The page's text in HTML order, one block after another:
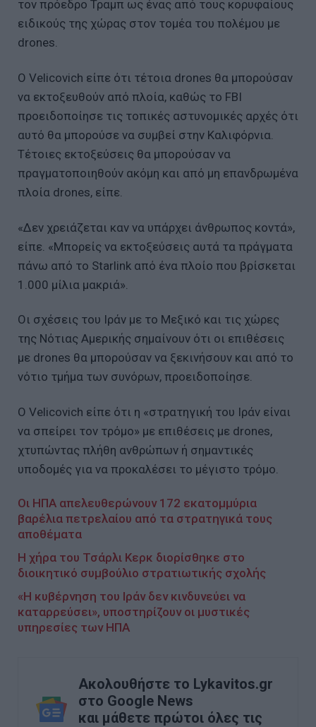
τον πρόεδρο Τραμπ ως ένας από τους κορυφαίους
ειδικούς της χώρας στον τομέα του πολέμου με
drones.
Ο Velicovich είπε ότι τέτοια drones θα μπορούσαν
να εκτοξευθούν από πλοία, καθώς το FBI
προειδοποίησε τις τοπικές αστυνομικές αρχές ότι
αυτό θα μπορούσε να συμβεί στην Καλιφόρνια.
Τέτοιες εκτοξεύσεις θα μπορούσαν να
πραγματοποιηθούν ακόμη και από μη επανδρωμένα
πλοία drones, είπε.
«Δεν χρειάζεται καν να υπάρχει άνθρωπος κοντά»,
είπε. «Μπορείς να εκτοξεύσεις αυτά τα πράγματα
πάνω από το Starlink από ένα πλοίο που βρίσκεται
1.000 μίλια μακριά».
Οι σχέσεις του Ιράν με το Μεξικό και τις χώρες
της Νότιας Αμερικής σημαίνουν ότι οι επιθέσεις
με drones θα μπορούσαν να ξεκινήσουν και από το
νότιο τμήμα των συνόρων, προειδοποίησε.
Ο Velicovich είπε ότι η «στρατηγική του Ιράν είναι
να σπείρει τον τρόμο» με επιθέσεις με drones,
χτυπώντας πλήθη ανθρώπων ή σημαντικές
υποδομές για να προκαλέσει το μέγιστο τρόμο.
Οι ΗΠΑ απελευθερώνουν 172 εκατομμύρια
βαρέλια πετρελαίου από τα στρατηγικά τους
αποθέματα
Η χήρα του Τσάρλι Κερκ διορίσθηκε στο
διοικητικό συμβούλιο στρατιωτικής σχολής
«Η κυβέρνηση του Ιράν δεν κινδυνεύει να
καταρρεύσει», υποστηρίζουν οι μυστικές
υπηρεσίες των ΗΠΑ
Ακολουθήστε το Lykavitos.gr
στο Google News
και μάθετε πρώτοι όλες τις